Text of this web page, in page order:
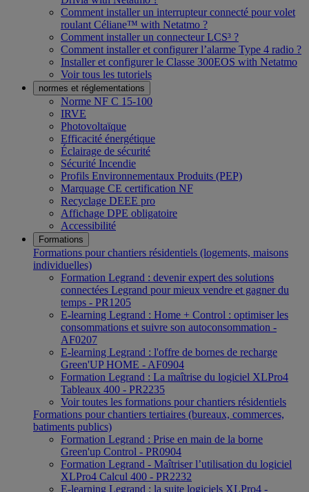
Comment installer un interrupteur connecté pour volet
roulant Céliane™ with Netatmo ?
Comment installer un connecteur LCS³ ?
Comment installer et configurer l’alarme Type 4 radio ?
Installer et configurer le Classe 300EOS with Netatmo
Voir tous les tutoriels
normes et réglementations
Norme NF C 15-100
IRVE
Photovoltaïque
Efficacité énergétique
Éclairage de sécurité
Sécurité Incendie
Profils Environnementaux Produits (PEP)
Marquage CE certification NF
Recyclage DEEE pro
Affichage DPE obligatoire
Accessibilité
Formations
Formations pour chantiers résidentiels (logements, maisons
individuelles)
Formation Legrand : devenir expert des solutions
connectées Legrand pour mieux vendre et gagner du
temps - PR1205
E-learning Legrand : Home + Control : optimiser les
consommations et suivre son autoconsommation -
AF0207
E-learning Legrand : l'offre de bornes de recharge
Green'UP HOME - AF0904
Formation Legrand : La maîtrise du logiciel XLPro4
Tableaux 400 - PR2235
Voir toutes les formations pour chantiers résidentiels
Formations pour chantiers tertiaires (bureaux, commerces,
batiments publics)
Formation Legrand : Prise en main de la borne
Green'up Control - PR0904
Formation Legrand - Maîtriser l’utilisation du logiciel
XLPro4 Calcul 400 - PR2232
E-learning Legrand : la suite logiciels XLPro4 -